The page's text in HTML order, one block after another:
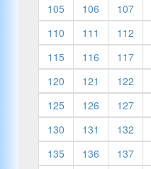
105
106 107
110
111 112
115
116 117
120
121 122
125
126 127
130
131 132
135
136 137